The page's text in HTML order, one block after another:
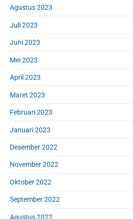
Agustus 2023
Juli 2023
Juni 2023
Mei 2023
April 2023
Maret 2023
Februari 2023
Januari 2023
Desember 2022
November 2022
Oktober 2022
September 2022
Agustus 2022